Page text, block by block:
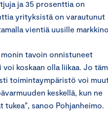
ja 35 prosenttia on
yrityksistä on varautunut
vientiä uusille
tavoin onnistuneet
koskaan olla liikaa. Jo
toimintaympäristö voi
keskellä, kun ne
sanoo Pohjanheimo.